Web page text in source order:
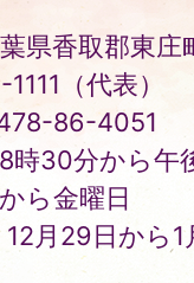
県香取郡東庄
（代表）
86-4051
時30分から午
ら金曜日
12月29日から